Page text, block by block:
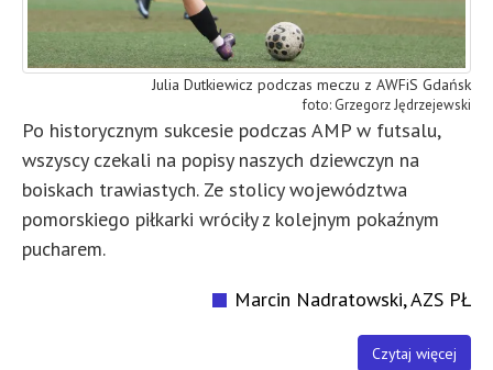
Julia Dutkiewicz podczas meczu z AWFiS Gdańsk
Grzegorz Jędrzejewski
Po historycznym sukcesie podczas AMP w futsalu,
wszyscy czekali na popisy naszych dziewczyn na
boiskach trawiastych. Ze stolicy województwa
pomorskiego piłkarki wróciły z kolejnym pokaźnym
pucharem.
Marcin Nadratowski, AZS PŁ
Czytaj więcej